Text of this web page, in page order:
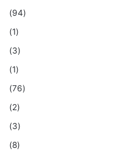
(94)
(1)
(3)
(1)
(76)
(2)
(3)
(8)